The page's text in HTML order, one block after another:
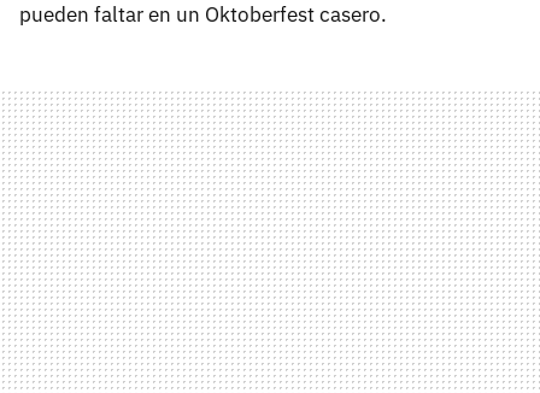
pueden faltar en un Oktoberfest casero.